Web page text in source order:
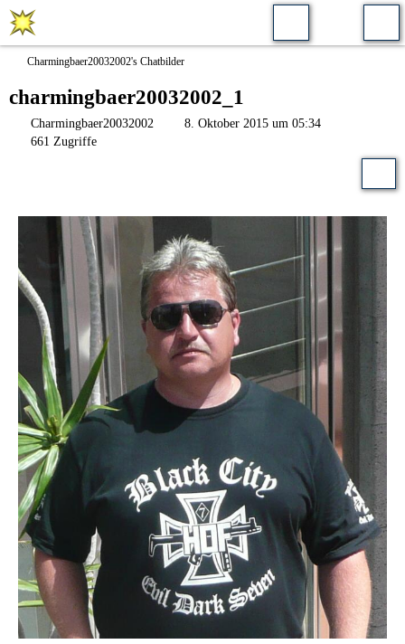
Charmingbaer20032002's Chatbilder
charmingbaer20032002_1
Charmingbaer20032002
8. Oktober 2015 um 05:34
661 Zugriffe